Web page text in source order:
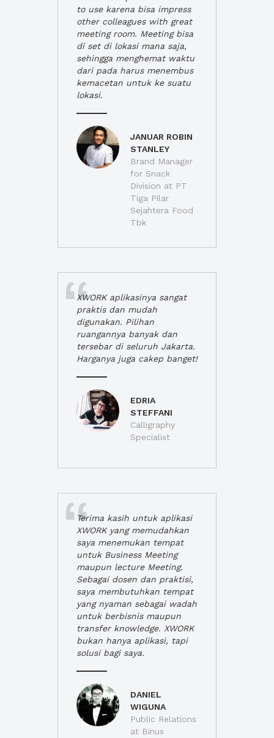
to use karena bisa impress
other colleagues with great
meeting room. Meeting bisa
di set di lokasi mana saja,
sehingga menghemat waktu
dari pada harus menembus
kemacetan untuk ke suatu
lokasi.
JANUAR ROBIN
STANLEY
Brand Manager
for Snack
Division at PT
Tiga Pilar
Sejahtera Food
Tbk
XWORK aplikasinya sangat
praktis dan mudah
digunakan. Pilihan
ruangannya banyak dan
tersebar di seluruh Jakarta.
Harganya juga cakep banget!
EDRIA
STEFFANI
Calligraphy
Specialist
Terima kasih untuk aplikasi
XWORK yang memudahkan
saya menemukan tempat
untuk Business Meeting
maupun lecture Meeting.
Sebagai dosen dan praktisi,
saya membutuhkan tempat
yang nyaman sebagai wadah
untuk berbisnis maupun
transfer knowledge. XWORK
bukan hanya aplikasi, tapi
solusi bagi saya.
DANIEL
WIGUNA
Public Relations
at Binus